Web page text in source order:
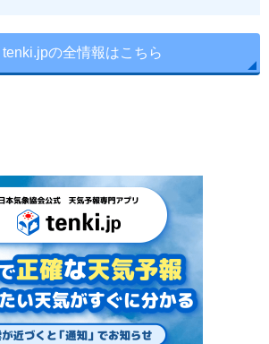
tenki.jpの全情報はこちら